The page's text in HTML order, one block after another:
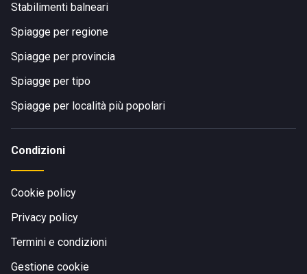
Stabilimenti balneari
Spiagge per regione
Spiagge per provincia
Spiagge per tipo
Spiagge per località più popolari
Condizioni
Cookie policy
Privacy policy
Termini e condizioni
Gestione cookie